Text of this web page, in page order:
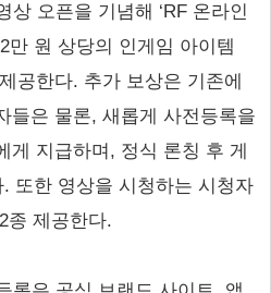
상 오픈을 기념해 ‘RF 온라인
만 원 상당의 인게임 아이템
공한다. 추가 보상은 기존에
들은 물론, 새롭게 사전등록을
게 지급하며, 정식 론칭 후 게
또한 영상을 시청하는 시청자
종 제공한다.